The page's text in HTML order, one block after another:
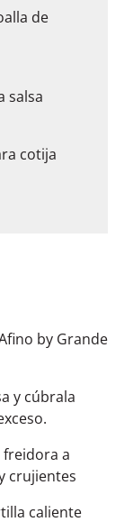
de
salsa
cotija
by Grande
y cúbrala
freidora a
crujientes
caliente